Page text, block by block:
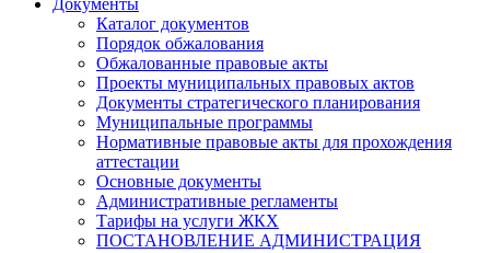
Документы
Каталог документов
Порядок обжалования
Обжалованные правовые акты
Проекты муниципальных правовых актов
Документы стратегического планирования
Муниципальные программы
Нормативные правовые акты для прохождения
аттестации
Основные документы
Административные регламенты
Тарифы на услуги ЖКХ
ПОСТАНОВЛЕНИЕ АДМИНИСТРАЦИЯ